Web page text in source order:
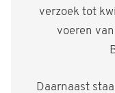
verzoek tot
voeren
Daarnaast